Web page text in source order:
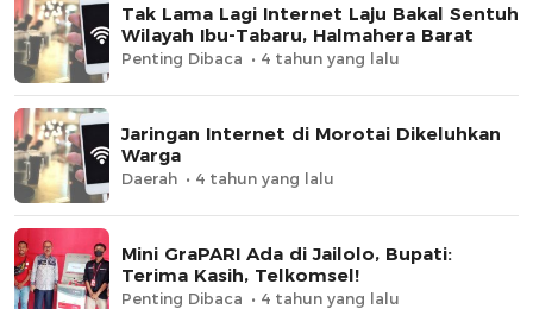
Tak Lama Lagi Internet Laju Bakal Sentuh
Wilayah Ibu-Tabaru, Halmahera Barat
Penting Dibaca 4 tahun yang lalu
Jaringan Internet di Morotai Dikeluhkan
Warga
Daerah 4 tahun yang lalu
Mini GraPARI Ada di Jailolo, Bupati:
Terima Kasih, Telkomsel!
Penting Dibaca 4 tahun yang lalu